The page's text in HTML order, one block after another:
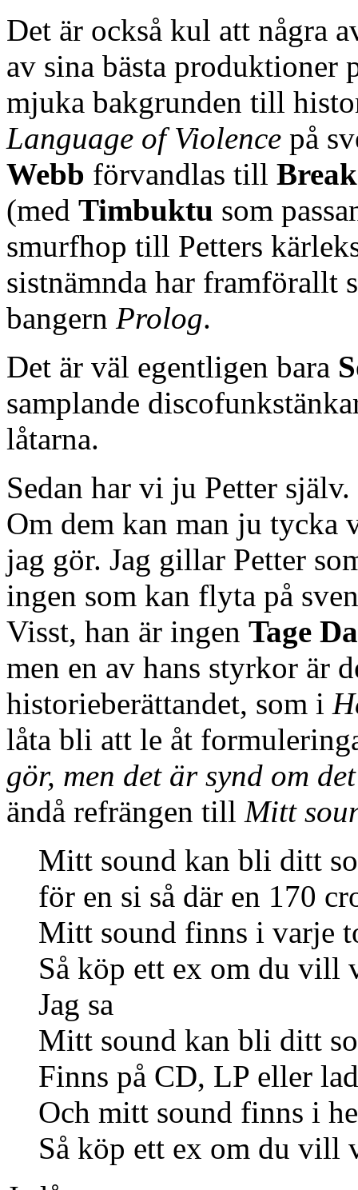
Det är också kul att några
av sina bästa produktioner
mjuka bakgrunden till
Language of Violence på
Webb förvandlas till
(med Timbuktu som
smurfhop till Petters
sistnämnda har framförallt
bangern Prolog.
Det är väl egentligen bara
samplande
låtarna.
Sedan har vi ju Petter
Om dem kan man ju tycka
jag gör. Jag gillar Petter
ingen som kan flyta på
Visst, han är ingen Tage
men en av hans styrkor är
historieberättandet, som i
låta bli att le åt
gör, men det är synd om
ändå refrängen till Mitt
Mitt sound kan bli ditt
för en si så där en 170
Mitt sound finns i varje
Så köp ett ex om du vill
Jag sa
Mitt sound kan bli ditt
Finns på CD, LP eller
Och mitt sound finns i
Så köp ett ex om du vill